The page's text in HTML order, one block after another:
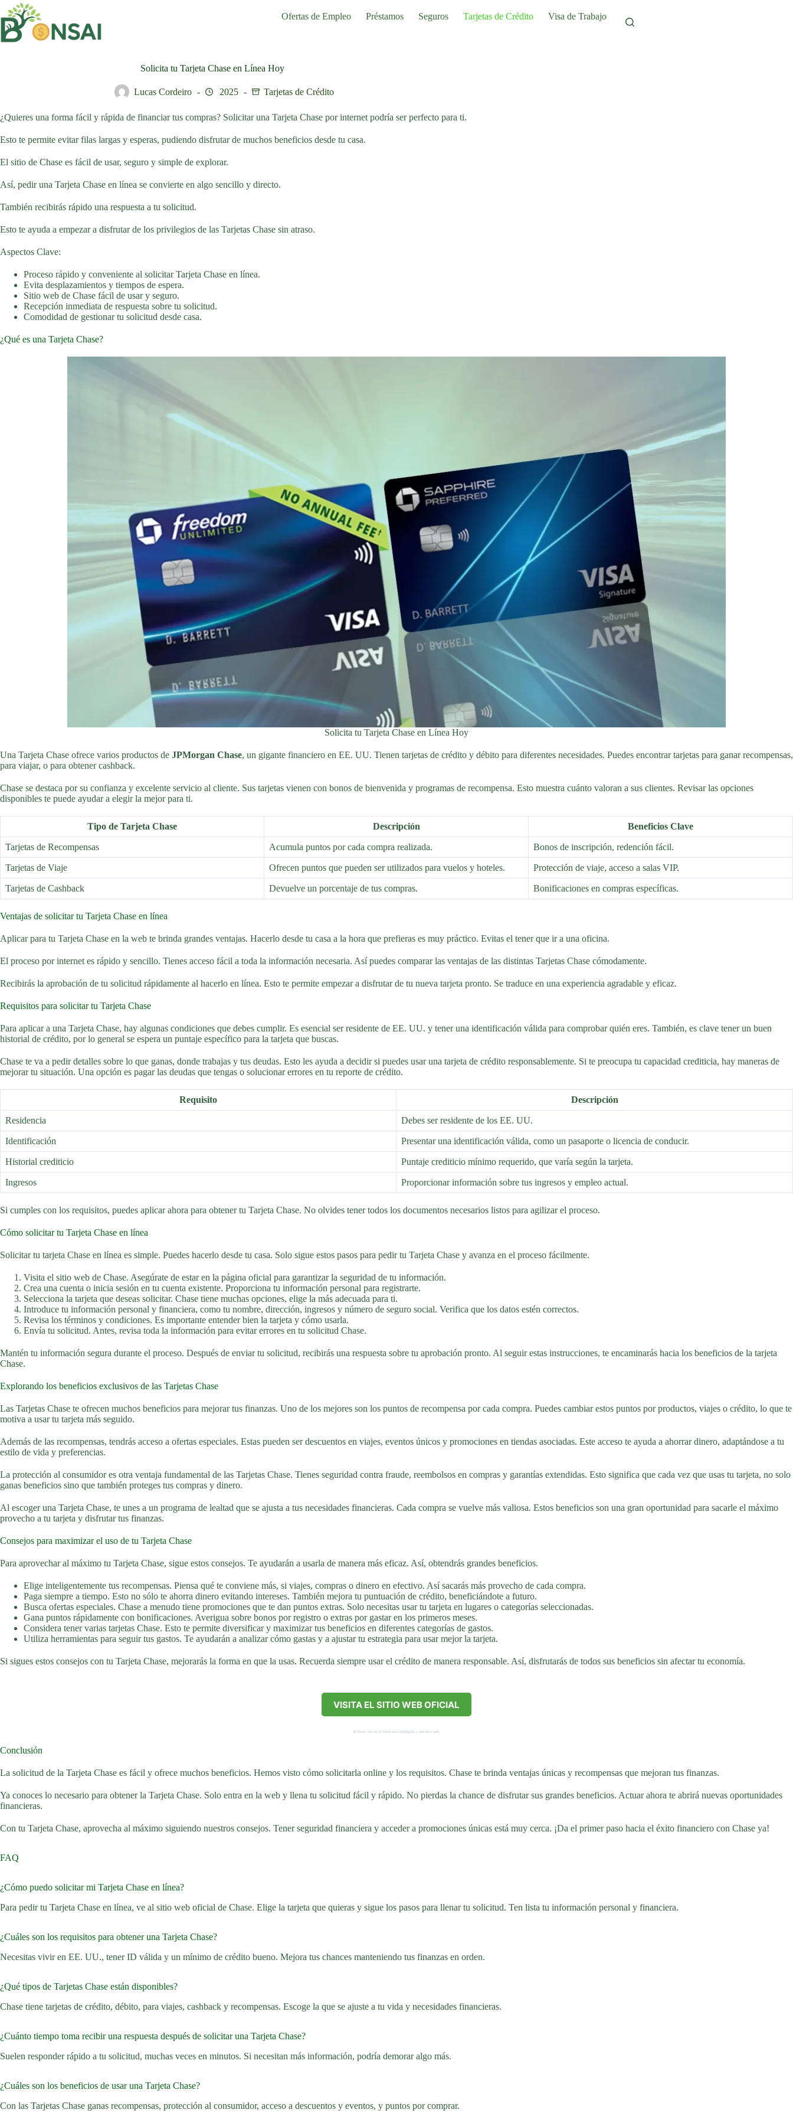
Saltar
al
contenido
Ofertas de Empleo Préstamos Seguros Tarjetas de Crédito Visa de Trabajo
Solicita tu Tarjeta Chase en Línea Hoy
Lucas Cordeiro 2025 Tarjetas de Crédito
¿Quieres una forma fácil y rápida de financiar tus compras? Solicitar una Tarjeta Chase por internet podría ser perfecto para ti.
Esto te permite evitar filas largas y esperas, pudiendo disfrutar de muchos beneficios desde tu casa.
El sitio de Chase es fácil de usar, seguro y simple de explorar.
Así, pedir una Tarjeta Chase en línea se convierte en algo sencillo y directo.
También recibirás rápido una respuesta a tu solicitud.
Esto te ayuda a empezar a disfrutar de los privilegios de las Tarjetas Chase sin atraso.
Aspectos Clave:
Proceso rápido y conveniente al solicitar Tarjeta Chase en línea.
Evita desplazamientos y tiempos de espera.
Sitio web de Chase fácil de usar y seguro.
Recepción inmediata de respuesta sobre tu solicitud.
Comodidad de gestionar tu solicitud desde casa.
¿Qué es una Tarjeta Chase?
Solicita tu Tarjeta Chase en Línea Hoy
Una Tarjeta Chase ofrece varios productos de JPMorgan Chase, un gigante financiero en EE. UU. Tienen tarjetas de crédito y débito para diferentes necesidades. Puedes encontrar tarjetas para ganar recompensas,
para viajar, o para obtener cashback.
Chase se destaca por su confianza y excelente servicio al cliente. Sus tarjetas vienen con bonos de bienvenida y programas de recompensa. Esto muestra cuánto valoran a sus clientes. Revisar las opciones
disponibles te puede ayudar a elegir la mejor para ti.
Tipo de Tarjeta Chase Descripción Beneficios Clave
Tarjetas de Recompensas Acumula puntos por cada compra realizada. Bonos de inscripción, redención fácil.
Tarjetas de Viaje Ofrecen puntos que pueden ser utilizados para vuelos y hoteles. Protección de viaje, acceso a salas VIP.
Tarjetas de Cashback Devuelve un porcentaje de tus compras. Bonificaciones en compras específicas.
Ventajas de solicitar tu Tarjeta Chase en línea
Aplicar para tu Tarjeta Chase en la web te brinda grandes ventajas. Hacerlo desde tu casa a la hora que prefieras es muy práctico. Evitas el tener que ir a una oficina.
El proceso por internet es rápido y sencillo. Tienes acceso fácil a toda la información necesaria. Así puedes comparar las ventajas de las distintas Tarjetas Chase cómodamente.
Recibirás la aprobación de tu solicitud rápidamente al hacerlo en línea. Esto te permite empezar a disfrutar de tu nueva tarjeta pronto. Se traduce en una experiencia agradable y eficaz.
Requisitos para solicitar tu Tarjeta Chase
Para aplicar a una Tarjeta Chase, hay algunas condiciones que debes cumplir. Es esencial ser residente de EE. UU. y tener una identificación válida para comprobar quién eres. También, es clave tener un buen
historial de crédito, por lo general se espera un puntaje específico para la tarjeta que buscas.
Chase te va a pedir detalles sobre lo que ganas, donde trabajas y tus deudas. Esto les ayuda a decidir si puedes usar una tarjeta de crédito responsablemente. Si te preocupa tu capacidad crediticia, hay maneras de
mejorar tu situación. Una opción es pagar las deudas que tengas o solucionar errores en tu reporte de crédito.
Requisito Descripción
Residencia Debes ser residente de los EE. UU.
Identificación Presentar una identificación válida, como un pasaporte o licencia de conducir.
Historial crediticio Puntaje crediticio mínimo requerido, que varía según la tarjeta.
Ingresos Proporcionar información sobre tus ingresos y empleo actual.
Si cumples con los requisitos, puedes aplicar ahora para obtener tu Tarjeta Chase. No olvides tener todos los documentos necesarios listos para agilizar el proceso.
Cómo solicitar tu Tarjeta Chase en línea
Solicitar tu tarjeta Chase en línea es simple. Puedes hacerlo desde tu casa. Solo sigue estos pasos para pedir tu Tarjeta Chase y avanza en el proceso fácilmente.
Visita el sitio web de Chase. Asegúrate de estar en la página oficial para garantizar la seguridad de tu información.
Crea una cuenta o inicia sesión en tu cuenta existente. Proporciona tu información personal para registrarte.
Selecciona la tarjeta que deseas solicitar. Chase tiene muchas opciones, elige la más adecuada para ti.
Introduce tu información personal y financiera, como tu nombre, dirección, ingresos y número de seguro social. Verifica que los datos estén correctos.
Revisa los términos y condiciones. Es importante entender bien la tarjeta y cómo usarla.
Envía tu solicitud. Antes, revisa toda la información para evitar errores en tu solicitud Chase.
Mantén tu información segura durante el proceso. Después de enviar tu solicitud, recibirás una respuesta sobre tu aprobación pronto. Al seguir estas instrucciones, te encaminarás hacia los beneficios de la tarjeta
Chase.
Explorando los beneficios exclusivos de las Tarjetas Chase
Las Tarjetas Chase te ofrecen muchos beneficios para mejorar tus finanzas. Uno de los mejores son los puntos de recompensa por cada compra. Puedes cambiar estos puntos por productos, viajes o crédito, lo que te
motiva a usar tu tarjeta más seguido.
Además de las recompensas, tendrás acceso a ofertas especiales. Estas pueden ser descuentos en viajes, eventos únicos y promociones en tiendas asociadas. Este acceso te ayuda a ahorrar dinero, adaptándose a tu
estilo de vida y preferencias.
La protección al consumidor es otra ventaja fundamental de las Tarjetas Chase. Tienes seguridad contra fraude, reembolsos en compras y garantías extendidas. Esto significa que cada vez que usas tu tarjeta, no solo
ganas beneficios sino que también proteges tus compras y dinero.
Al escoger una Tarjeta Chase, te unes a un programa de lealtad que se ajusta a tus necesidades financieras. Cada compra se vuelve más valiosa. Estos beneficios son una gran oportunidad para sacarle el máximo
provecho a tu tarjeta y disfrutar tus finanzas.
Consejos para maximizar el uso de tu Tarjeta Chase
Para aprovechar al máximo tu Tarjeta Chase, sigue estos consejos. Te ayudarán a usarla de manera más eficaz. Así, obtendrás grandes beneficios.
Elige inteligentemente tus recompensas. Piensa qué te conviene más, si viajes, compras o dinero en efectivo. Así sacarás más provecho de cada compra.
Paga siempre a tiempo. Esto no sólo te ahorra dinero evitando intereses. También mejora tu puntuación de crédito, beneficiándote a futuro.
Busca ofertas especiales. Chase a menudo tiene promociones que te dan puntos extras. Solo necesitas usar tu tarjeta en lugares o categorías seleccionadas.
Gana puntos rápidamente con bonificaciones. Averigua sobre bonos por registro o extras por gastar en los primeros meses.
Considera tener varias tarjetas Chase. Esto te permite diversificar y maximizar tus beneficios en diferentes categorías de gastos.
Utiliza herramientas para seguir tus gastos. Te ayudarán a analizar cómo gastas y a ajustar tu estrategia para usar mejor la tarjeta.
Si sigues estos consejos con tu Tarjeta Chase, mejorarás la forma en que la usas. Recuerda siempre usar el crédito de manera responsable. Así, disfrutarás de todos sus beneficios sin afectar tu economía.
VISITA EL SITIO WEB OFICIAL
Al hacer clic en el botón será redirigido a otro sitio web.
Conclusión
La solicitud de la Tarjeta Chase es fácil y ofrece muchos beneficios. Hemos visto cómo solicitarla online y los requisitos. Chase te brinda ventajas únicas y recompensas que mejoran tus finanzas.
Ya conoces lo necesario para obtener la Tarjeta Chase. Solo entra en la web y llena tu solicitud fácil y rápido. No pierdas la chance de disfrutar sus grandes beneficios. Actuar ahora te abrirá nuevas oportunidades
financieras.
Con tu Tarjeta Chase, aprovecha al máximo siguiendo nuestros consejos. Tener seguridad financiera y acceder a promociones únicas está muy cerca. ¡Da el primer paso hacia el éxito financiero con Chase ya!
FAQ
¿Cómo puedo solicitar mi Tarjeta Chase en línea?
Para pedir tu Tarjeta Chase en línea, ve al sitio web oficial de Chase. Elige la tarjeta que quieras y sigue los pasos para llenar tu solicitud. Ten lista tu información personal y financiera.
¿Cuáles son los requisitos para obtener una Tarjeta Chase?
Necesitas vivir en EE. UU., tener ID válida y un mínimo de crédito bueno. Mejora tus chances manteniendo tus finanzas en orden.
¿Qué tipos de Tarjetas Chase están disponibles?
Chase tiene tarjetas de crédito, débito, para viajes, cashback y recompensas. Escoge la que se ajuste a tu vida y necesidades financieras.
¿Cuánto tiempo toma recibir una respuesta después de solicitar una Tarjeta Chase?
Suelen responder rápido a tu solicitud, muchas veces en minutos. Si necesitan más información, podría demorar algo más.
¿Cuáles son los beneficios de usar una Tarjeta Chase?
Con las Tarjetas Chase ganas recompensas, protección al consumidor, acceso a descuentos y eventos, y puntos por comprar.